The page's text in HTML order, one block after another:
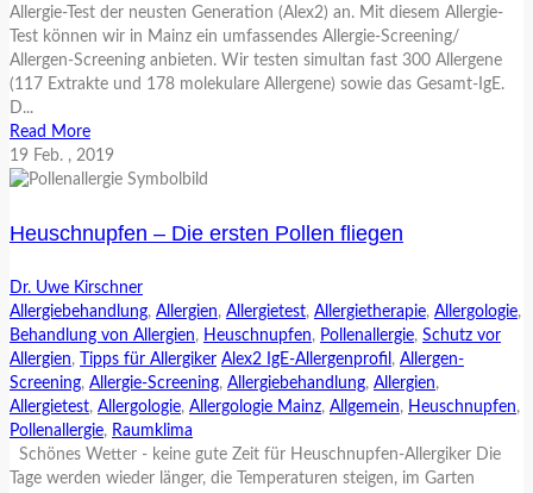
Allergie-Test der neusten Generation (Alex2) an. Mit diesem Allergie-
Test können wir in Mainz ein umfassendes Allergie-Screening/
Allergen-Screening anbieten. Wir testen simultan fast 300 Allergene
(117 Extrakte und 178 molekulare Allergene) sowie das Gesamt-IgE.
D...
Read More
19 Feb. , 2019
Heuschnupfen – Die ersten Pollen fliegen
Dr. Uwe Kirschner
Allergiebehandlung, Allergien, Allergietest, Allergietherapie, Allergologie,
Behandlung von Allergien, Heuschnupfen, Pollenallergie, Schutz vor
Allergien, Tipps für Allergiker Alex2 IgE-Allergenprofil , Allergen-
Screening, Allergie-Screening, Allergiebehandlung, Allergien,
Allergietest, Allergologie, Allergologie Mainz, Allgemein, Heuschnupfen,
Pollenallergie, Raumklima
Schönes Wetter - keine gute Zeit für Heuschnupfen-Allergiker Die
Tage werden wieder länger, die Temperaturen steigen, im Garten